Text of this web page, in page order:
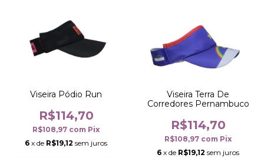
Viseira Pódio Run
R$114,70
R$108,97 com Pix
6 x de R$19,12 sem juros
Viseira Terra De
Corredores Pernambuco
R$114,70
R$108,97 com Pix
6 x de R$19,12 sem juros